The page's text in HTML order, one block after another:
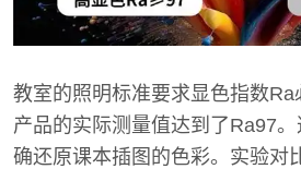
教室的照明标准要求显色指数
产品的实际测量值达到了Ra97
确还原课本插图的色彩。实验对